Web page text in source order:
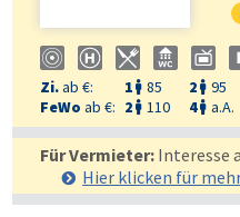
Zi.ab €: 1  85 2  95
FeWo ab €: 2  110 4 a.A.
Für Vermieter: Interesse
Hier klicken für